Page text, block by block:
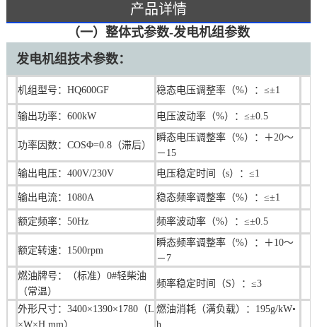
产品详情
（一）整体式参数-发电机组参数
发电机组技术参数：
机组型号：HQ600GF 稳态电压调整率（%）：≤±1
输出功率：600kW 电压波动率（%）：≤±0.5
功率因数：COSΦ=0.8（滞后）
瞬态电压调整率（%）：＋20～
－15
输出电压：400V/230V
电压稳定时间（s）：≤1
输出电流：1080A 稳态频率调整率（%）：≤±1
额定频率：50Hz 频率波动率（%）：≤±0.5
额定转速：1500rpm
瞬态频率调整率（%）：＋10～
－7
燃油牌号：（标准）0#轻柴油
（常温）
频率稳定时间（S）：≤3
外形尺寸： 3400×1390×1780（L
×W×H mm）
燃油消耗（满负载）：195g/kW•
h